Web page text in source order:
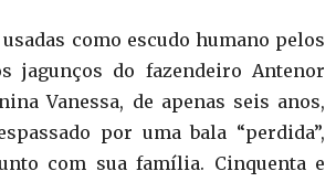
como escudo humano pelos
jagunços do fazendeiro Antenor
Vanessa, de apenas seis anos,
por uma bala “perdida”,
com sua família. Cinquenta e